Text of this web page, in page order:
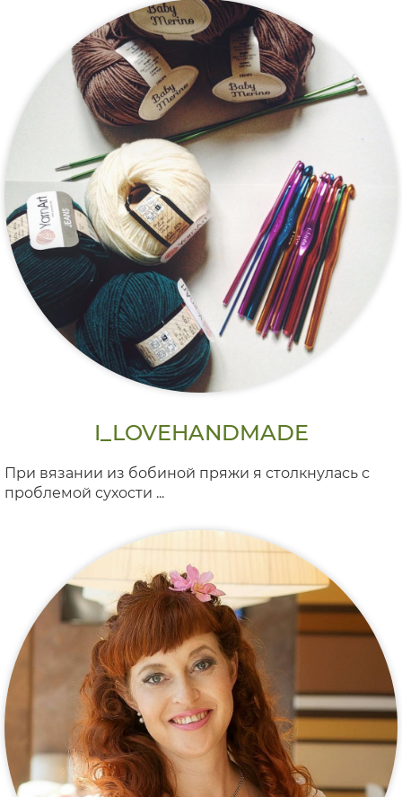
I_LOVEHANDMADE
При вязании из бобиной пряжи я столкнулась с
проблемой сухости ...